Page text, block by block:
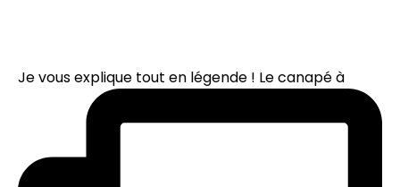
Je vous explique tout en légende ! Le canapé à